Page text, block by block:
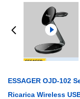
ESSAGER OJD-102
Ricarica Wireless